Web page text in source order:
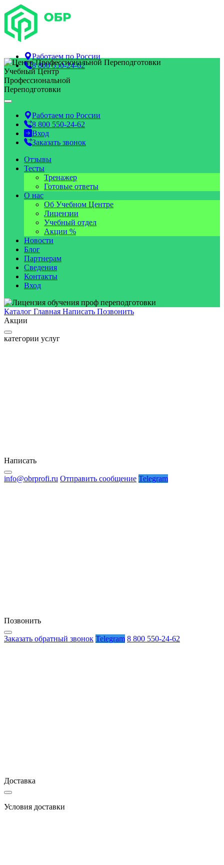
Работаем поРоссии
8 800 550-24-62
Учебный Центр
Профессиональной
Переподготовки
Работаем по России
8 800 550-24-62
Вход
Заказать звонок
Отзывы
Тесты
Тренажер
Готовые ответы
О нас
Об Учебном Центре
Лицензии
Учебный отдел
Акции %
Новости
Блог
Партнерам
Сведения
Контакты
Вход
Каталог Главная Написать Позвонить
Акции
категории услуг
Написать
info@obrprofi.ru Отправить сообщение Telegram
Позвонить
Заказать обратный звонок Telegram 8 800 550-24-62
Доставка
Условия доставки